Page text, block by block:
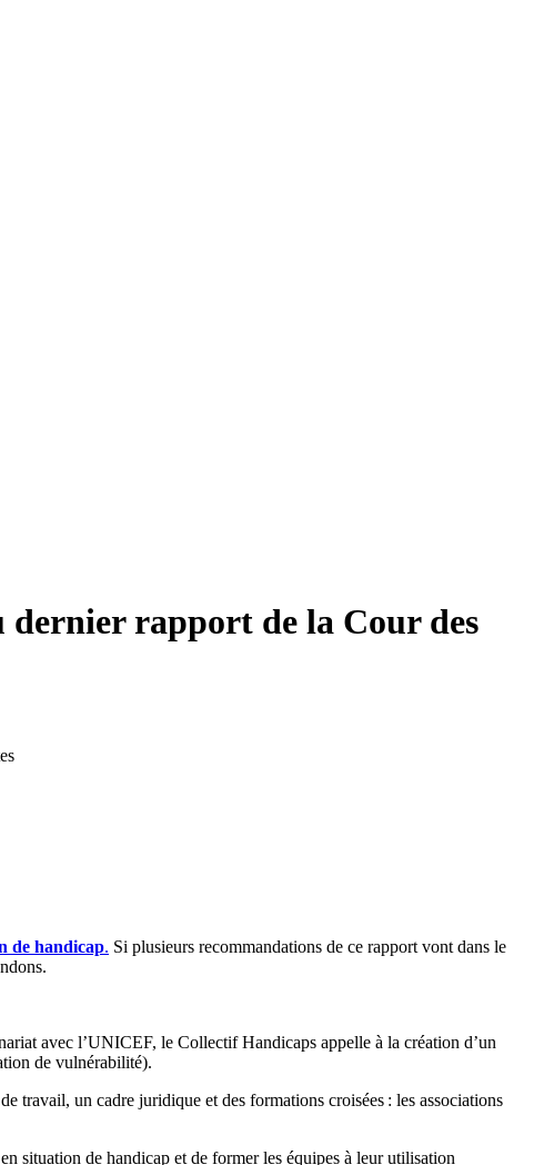
dernier rapport de la Cour des
de handicap. Si plusieurs recommandations de ce rapport vont dans le
avec l’UNICEF, le Collectif Handicaps appelle à la création d’un
de vulnérabilité).
travail, un cadre juridique et des formations croisées : les associations
situation de handicap et de former les équipes à leur utilisation